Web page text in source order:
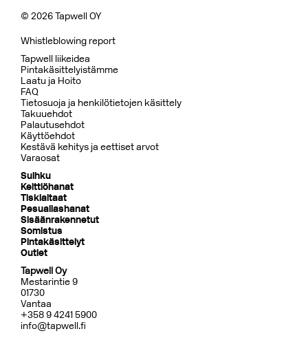
© 2026 Tapwell OY
Whistleblowing report
Tapwell liikeidea
Pintakäsittelyistämme
Laatu ja Hoito
FAQ
Tietosuoja ja henkilötietojen käsittely
Takuuehdot
Palautusehdot
Käyttöehdot
Kestävä kehitys ja eettiset arvot
Varaosat
Suihku
Keittiöhanat
Tiskialtaat
Pesuallashanat
Sisäänrakennetut
Somistus
Pintakäsittelyt
Outlet
Tapwell Oy
Mestarintie 9
01730
Vantaa
+358 9 4241 5900
info@tapwell.fi